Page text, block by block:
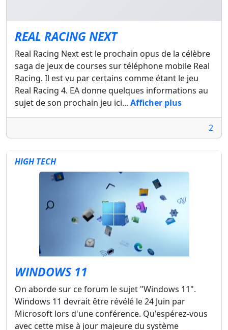
REAL RACING NEXT
Real Racing Next est le prochain opus de la célèbre
saga de jeux de courses sur téléphone mobile Real
Racing. Il est vu par certains comme étant le jeu
Real Racing 4. EA donne quelques informations au
sujet de son prochain jeu ici... Afficher plus
2
HIGH TECH
WINDOWS 11
On aborde sur ce forum le sujet "Windows 11".
Windows 11 devrait être révélé le 24 Juin par
Microsoft lors d'une conférence. Qu'espérez-vous
avec cette mise à jour majeure du système